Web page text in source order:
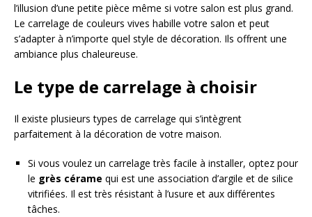
l’illusion d’une petite pièce même si votre salon est plus grand.
Le carrelage de couleurs vives habille votre salon et peut
s’adapter à n’importe quel style de décoration. Ils offrent une
ambiance plus chaleureuse.
Le type de carrelage à choisir
Il existe plusieurs types de carrelage qui s’intègrent
parfaitement à la décoration de votre maison.
Si vous voulez un carrelage très facile à installer, optez pour
le grès cérame qui est une association d’argile et de silice
vitrifiées. Il est très résistant à l’usure et aux différentes
tâches.